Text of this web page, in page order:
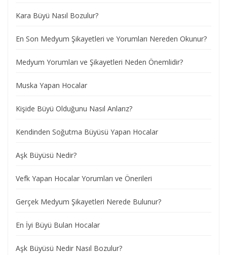
Kara Büyü Nasıl Bozulur?
En Son Medyum Şikayetleri ve Yorumları Nereden Okunur?
Medyum Yorumları ve Şikayetleri Neden Önemlidir?
Muska Yapan Hocalar
Kişide Büyü Olduğunu Nasıl Anlarız?
Kendinden Soğutma Büyüsü Yapan Hocalar
Aşk Büyüsü Nedir?
Vefk Yapan Hocalar Yorumları ve Önerileri
Gerçek Medyum Şikayetleri Nerede Bulunur?
En İyi Büyü Bulan Hocalar
Aşk Büyüsü Nedir Nasıl Bozulur?